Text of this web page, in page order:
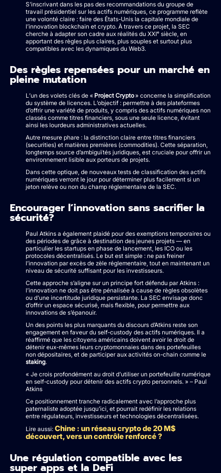
S’inscrivant dans les pas des recommandations du groupe de
travail présidentiel sur les actifs numériques, ce programme reflète
une volonté claire : faire des États-Unis la capitale mondiale de
l’innovation blockchain et crypto. À travers ce projet, la SEC
cherche à adapter son cadre aux réalités du XXIᵉ siècle, en
apportant des règles plus claires, plus souples et surtout plus
compatibles avec les dynamiques du Web3.
Des règles repensées pour un marché en
pleine mutation
L’un des volets clés de « Project Crypto» concerne la simplification
du système de licences. L’objectif : permettre à des plateformes
d’offrir une variété de produits, y compris des actifs numériques non
classés comme titres financiers, sous une seule licence, évitant
ainsi les lourdeurs administratives actuelles.
Autre mesure phare : la distinction claire entre titres financiers
(securities) et matières premières (commodities). Cette séparation,
longtemps source d’ambiguïtés juridiques, est cruciale pour offrir un
environnement lisible aux porteurs de projets.
Dans cette optique, de nouveaux tests de classification des actifs
numériques verront le jour pour déterminer plus facilement si un
jeton relève ou non du champ réglementaire de la SEC.
Encourager l’innovation sans sacrifier la
sécurité?
Paul Atkins a également plaidé pour des exemptions temporaires ou
des périodes de grâce à destination des jeunes projets — en
particulier les startups en phase de lancement, les ICO ou les
protocoles décentralisés. Le but est simple : ne pas freiner
l’innovation par excès de zèle réglementaire, tout en maintenant un
niveau de sécurité suffisant pour les investisseurs.
Cette approche s’aligne sur un principe fort défendu par Atkins :
l’innovation ne doit pas être pénalisée à cause de règles obsolètes
ou d’une incertitude juridique persistante. La SEC envisage donc
d’offrir un espace sécurisé, mais flexible, pour permettre aux
innovations de s’épanouir.
Un des points les plus marquants du discours d’Atkins reste son
engagement en faveur du self-custody des actifs numériques. Il a
réaffirmé que les citoyens américains doivent avoir le droit de
détenir eux-mêmes leurs cryptomonnaies dans des portefeuilles
non dépositaires, et de participer aux activités on-chain comme le
staking.
« Je crois profondément au droit d’utiliser un portefeuille numérique
en self-custody pour détenir des actifs crypto personnels. » – Paul
Atkins
Ce positionnement tranche radicalement avec l’approche plus
paternaliste adoptée jusqu’ici, et pourrait redéfinir les relations
entre régulateurs, investisseurs et technologies décentralisées.
Lire aussi: Chine : un réseau crypto de 20 M$
découvert, vers un contrôle renforcé ?
Une régulation compatible avec les
super apps et la DeFi